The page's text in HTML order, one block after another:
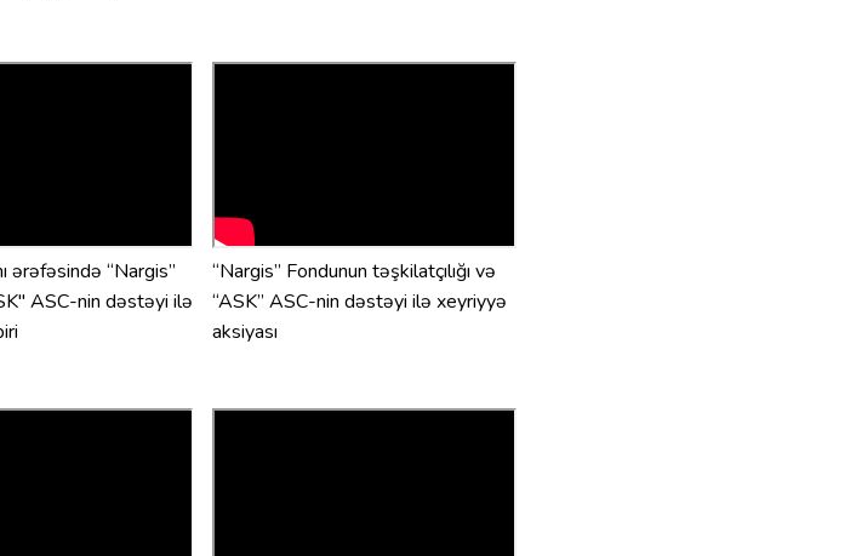
ərəfəsində “Nargis”
ASC-nin dəstəyi ilə
“Nargis” Fondunun təşkilatçılığı və
“ASK” ASC-nin dəstəyi ilə xeyriyyə
aksiyası